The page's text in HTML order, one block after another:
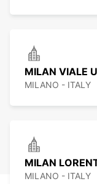
MILAN VIALE
MILANO - ITALY
MILAN
MILANO - ITALY